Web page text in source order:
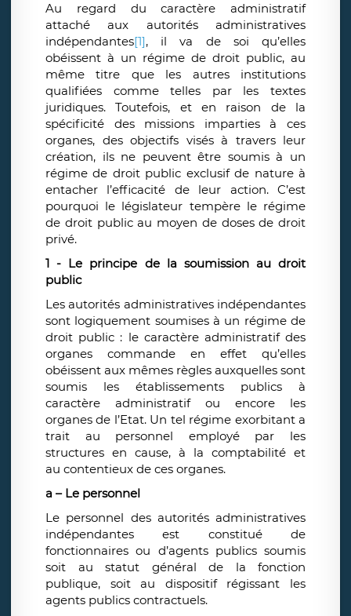
Au regard du caractère administratif
attaché aux autorités administratives
indépendantes[1], il va de soi qu’elles
obéissent à un régime de droit public, au
même titre que les autres institutions
qualifiées comme telles par les textes
juridiques. Toutefois, et en raison de la
spécificité des missions imparties à ces
organes, des objectifs visés à travers leur
création, ils ne peuvent être soumis à un
régime de droit public exclusif de nature à
entacher l’efficacité de leur action. C’est
pourquoi le législateur tempère le régime
de droit public au moyen de doses de droit
privé.
1 - Le principe de la soumission au droit
public
Les autorités administratives indépendantes
sont logiquement soumises à un régime de
droit public : le caractère administratif des
organes commande en effet qu’elles
obéissent aux mêmes règles auxquelles sont
soumis les établissements publics à
caractère administratif ou encore les
organes de l’Etat. Un tel régime exorbitant a
trait au personnel employé par les
structures en cause, à la comptabilité et
au contentieux de ces organes.
a – Le personnel
Le personnel des autorités administratives
indépendantes est constitué de
fonctionnaires ou d’agents publics soumis
soit au statut général de la fonction
publique, soit au dispositif régissant les
agents publics contractuels.